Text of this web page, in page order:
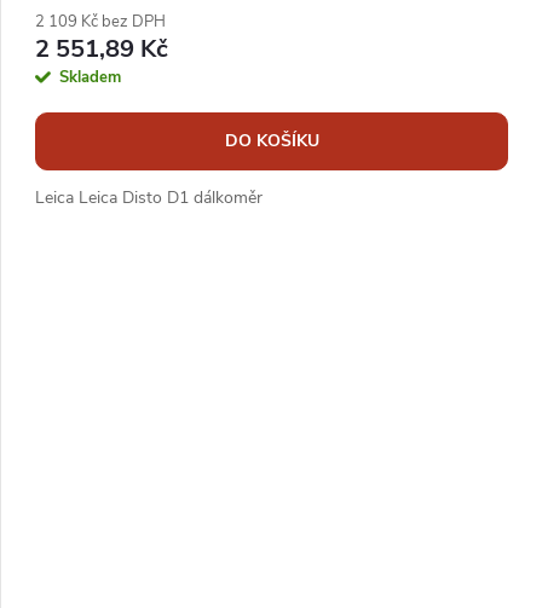
2 109 Kč bez DPH
2 551,89 Kč
Skladem
DO KOŠÍKU
Leica Leica Disto D1 dálkoměr